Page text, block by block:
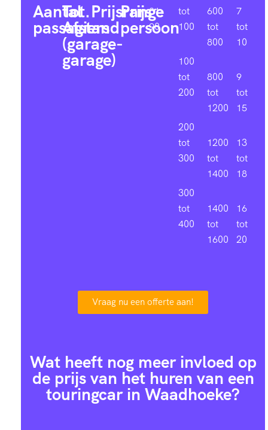
Aantal
passagiers
Tot.
Afstand
(garage-
garage)
Prijsrange
Prijs
persoon
81-
90
tot
100
100
tot
200
200
tot
300
300
tot
400
600
tot
800
800
tot
1200
1200
tot
1400
1400
tot
1600
7
tot
10
9
tot
15
13
tot
18
16
tot
20
Vraag nu een offerte aan!
Wat heeft nog meer invloed op
de prijs van het huren van een
touringcar in Waadhoeke?